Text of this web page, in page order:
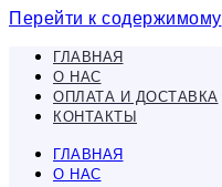
Перейти к содержимому
ГЛАВНАЯ
О НАС
ОПЛАТА И ДОСТАВКА
КОНТАКТЫ
ГЛАВНАЯ
О НАС